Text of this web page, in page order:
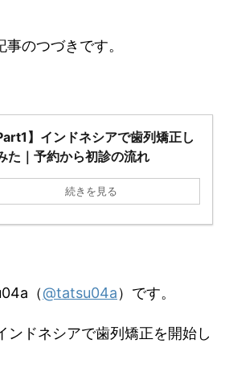
のつづきです。
】インドネシアで歯列矯正し
た｜予約から初診の流れ
続きを見る
（@tatsu04a）です。
ンドネシアで歯列矯正を開始し